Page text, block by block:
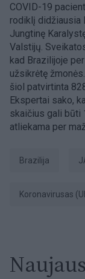
COVID-19
rodiklį didžiausia
Jungtinę
Valstijų.
kad Brazilijoje
užsikrėtę
šiol patvirtinta
Ekspertai sako,
skaičius gali būti
atliekama per
Brazilija
koronavirusas